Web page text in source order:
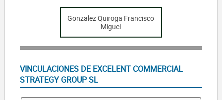
Gonzalez Quiroga Francisco
Miguel
VINCULACIONES DE EXCELENT COMMERCIAL
STRATEGY GROUP SL